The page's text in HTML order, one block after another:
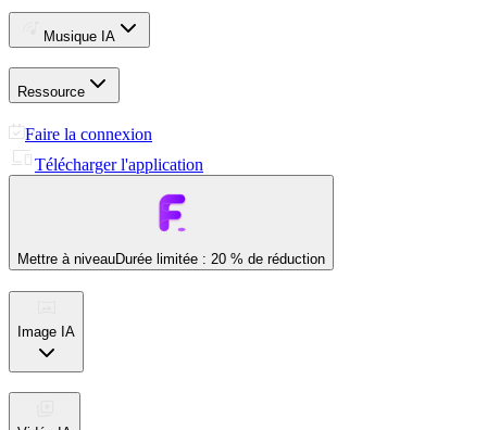
Musique IA
Ressource
Faire la connexion
Télécharger l'application
Mettre à niveauDurée limitée : 20 % de réduction
Image IA